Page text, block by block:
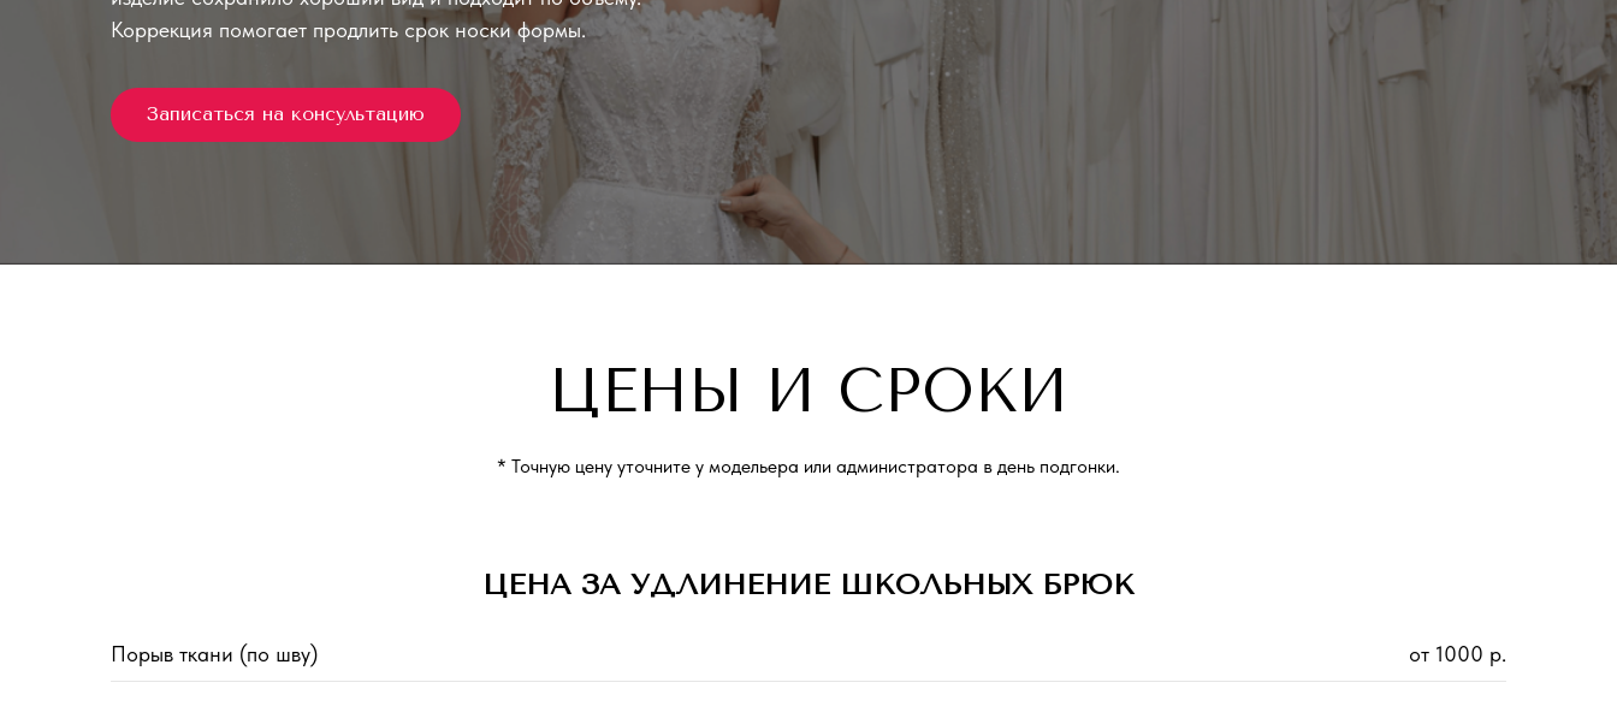
Коррекция помогает продлить срок носки формы.
Записаться на консультацию
ЦЕНЫ И СРОКИ
* Точную цену уточните у модельера или администратора в день подгонки.
ЦЕНА ЗА УДЛИНЕНИЕ ШКОЛЬНЫХ БРЮК
Порыв ткани (по шву) от 1000 р.